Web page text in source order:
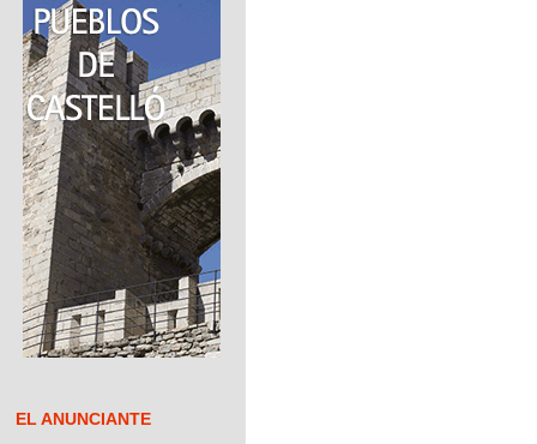
EL ANUNCIANTE